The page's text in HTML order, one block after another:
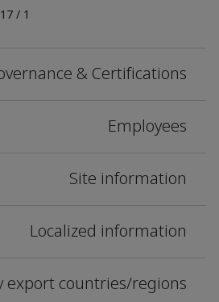
1
/
17
& Certifications
Employees
Site information
Localized information
export countries/regions